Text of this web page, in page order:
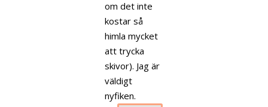
om det inte
kostar så
himla mycket
att trycka
skivor). Jag är
väldigt
nyfiken.